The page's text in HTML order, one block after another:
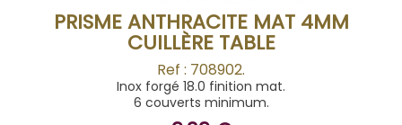
PRISME ANTHRACITE MAT 4MM
CUILLÈRE TABLE
Ref : 708902.
Inox forgé 18.0 finition mat.
6 couverts minimum.